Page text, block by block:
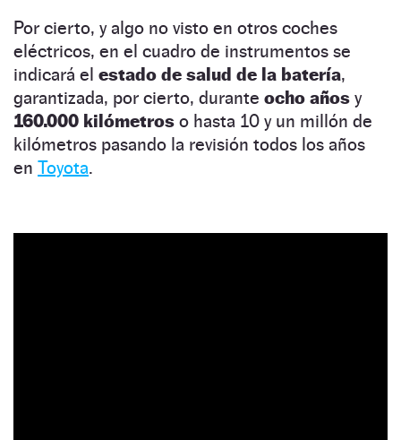
Por cierto, y algo no visto en otros coches
eléctricos, en el cuadro de instrumentos se
indicará el estado de salud de la batería,
garantizada, por cierto, durante ocho años y
160.000 kilómetros o hasta 10 y un millón de
kilómetros pasando la revisión todos los años
en Toyota.